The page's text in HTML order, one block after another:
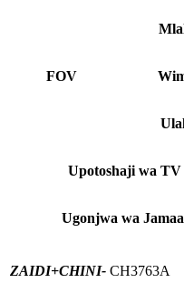
FOV
Upotoshaji wa TV
Ugonjwa wa
ZAIDI+CHINI- CH3763A